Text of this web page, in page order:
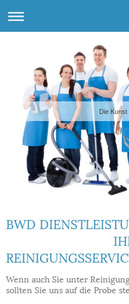
Die
BWD
IHR
Wenn auch Sie unter
sollten Sie uns auf die Probe